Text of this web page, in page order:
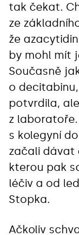
tak čekat.
ze
že
by mohl mít
Současně
o
potvrdila,
z laboratoře.
s kolegyní
začali dávat
kterou pak
léčiv a od
Stopka.
Ačkoliv